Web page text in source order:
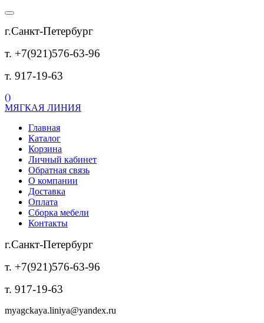
г.Санкт-Петербург
т. +7(921)576-63-96
т. 917-19-63
()
МЯГКАЯ ЛИНИЯ
Главная
Каталог
Корзина
Личный кабинет
Обратная связь
О компании
Доставка
Оплата
Сборка мебели
Контакты
г.Санкт-Петербург
т. +7(921)576-63-96
т. 917-19-63
myagckaya.liniya@yandex.ru